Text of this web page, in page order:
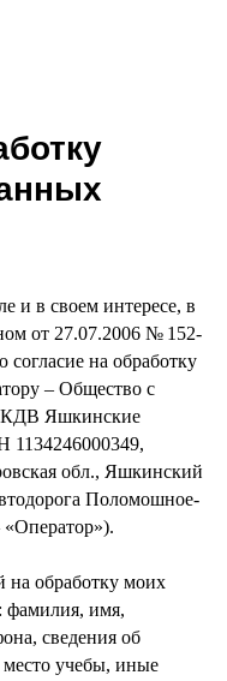
и в своем интересе, в
от 27.07.2006 № 152-
на обработку
– Общество с
Яшкинские
обл., Яшкинский
Поломошное-
на обработку моих
фамилия, имя,
сведения об
место учебы, иные